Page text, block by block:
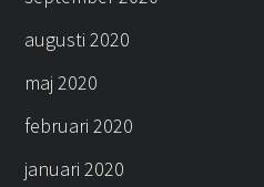
augusti 2020
maj 2020
februari 2020
januari 2020